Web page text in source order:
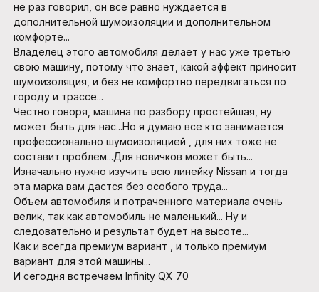
не раз говорил, он все равно нуждается в
дополнительной шумоизоляции и дополнительном
комфорте...
Владелец этого автомобиля делает у нас уже третью
свою машину, потому что знает, какой эффект приносит
шумоизоляция, и без не комфортно передвигаться по
городу и трассе...
Честно говоря, машина по разбору простейшая, ну
может быть для нас...Но я думаю все кто занимается
профессионально шумоизоляцией , для них тоже не
составит проблем...Для новичков может быть...
Изначально нужно изучить всю линейку Nissan и тогда
эта марка вам дастся без особого труда...
Объем автомобиля и потраченного материала очень
велик, так как автомобиль не маленький... Ну и
следовательно и результат будет на высоте...
Как и всегда премиум вариант , и только премиум
вариант для этой машины...
И сегодня встречаем Infinity QX 70